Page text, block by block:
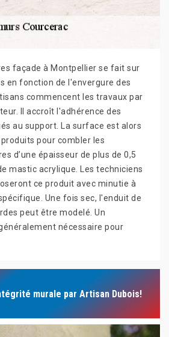
façade à Montpellier se fait sur
en fonction de l'envergure des
commencent les travaux par
Il accroît l'adhérence des
au support. La surface est alors
pour combler les
d’une épaisseur de plus de 0,5
mastic acrylique. Les techniciens
ce produit avec minutie à
Une fois sec, l'enduit de
peut être modelé. Un
nécessaire pour
murale par Artisan Dubois!